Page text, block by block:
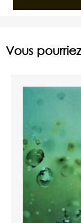
Vous